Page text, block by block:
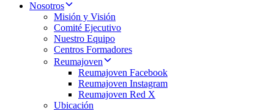
Nosotros
Misión y Visión
Comité Ejecutivo
Nuestro Equipo
Centros Formadores
Reumajoven
Reumajoven Facebook
Reumajoven Instagram
Reumajoven Red X
Ubicación